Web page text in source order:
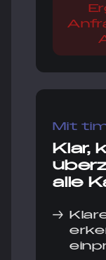
Mit
Klar,
alle
→